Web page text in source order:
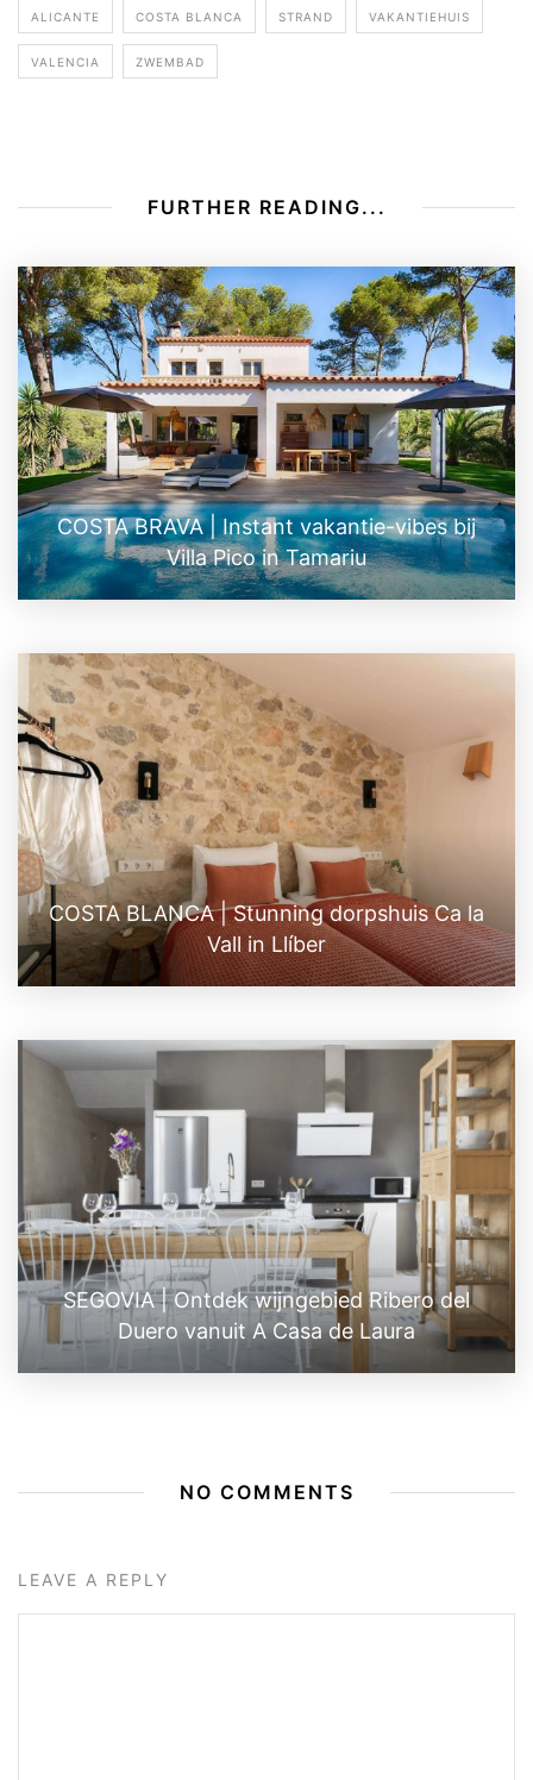
ALICANTE COSTA BLANCA STRAND VAKANTIEHUIS
VALENCIA ZWEMBAD
FURTHER READING...
COSTA BRAVA | Instant vakantie-vibes bij
Villa Pico in Tamariu
COSTA BLANCA | Stunning dorpshuis Ca la
Vall in Llíber
SEGOVIA | Ontdek wijngebied Ribero del
Duero vanuit A Casa de Laura
NO COMMENTS
LEAVE A REPLY